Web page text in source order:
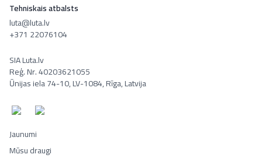
Tehniskais atbalsts
luta@luta.lv
+371 22076104
SIA Luta.lv
Reģ. Nr. 40203621055
Ūnijas iela 74-10, LV-1084, Rīga, Latvija
Jaunumi
Mūsu draugi